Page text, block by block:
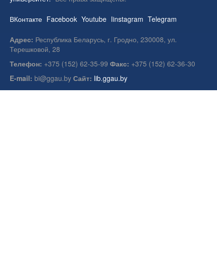
ВКонтакте Facebook Youtube Iinstagram Telegram
Адрес: Республика Беларусь, г. Гродно, 230008, ул.
Терешковой, 28
Телефон: +375 (152) 62-35-99 Факс: +375 (152) 62-36-30
E-mail: bi@ggau.by Сайт: lib.ggau.by